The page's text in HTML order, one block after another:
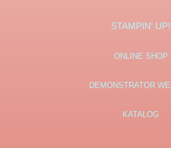
STAMPIN‘ UP!
ONLINE SHOP
DEMONSTRATOR
KATALOG